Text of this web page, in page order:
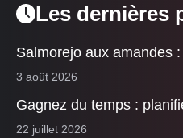
Les dernières
Salmorejo aux amandes
3 août 2026
Gagnez du temps :
22 juillet 2026